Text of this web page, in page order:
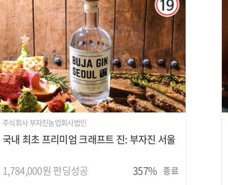
주식회사 부자진농업회사법인
국내 최초 프리미엄 크래프트 진: 부자진 서울
1,784,000원 펀딩성공 종료
357%